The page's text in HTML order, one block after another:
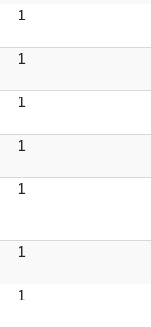
1
1
1
1
1
1
1